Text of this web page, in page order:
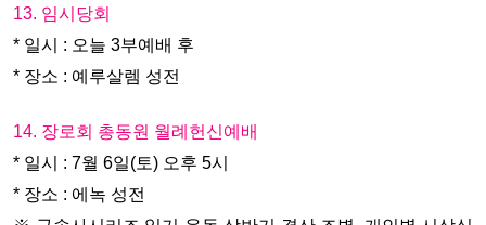
13. 임시당회
* 일시 : 오늘 3부예배 후
* 장소 : 예루살렘 성전
14. 장로회 총동원 월례헌신예배
* 일시 : 7월 6일(토) 오후 5시
* 장소 : 에녹 성전